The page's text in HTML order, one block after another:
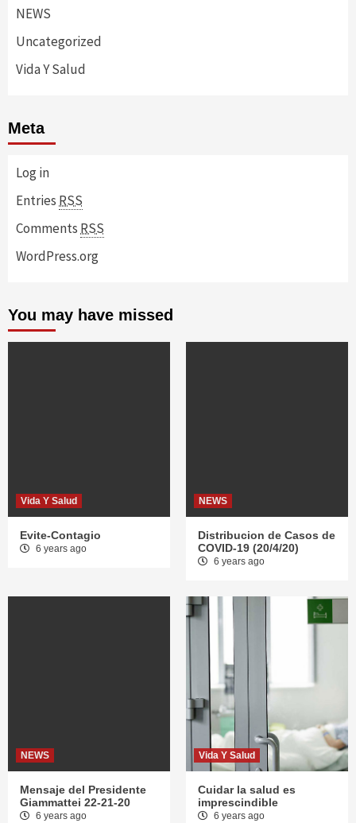
NEWS
Uncategorized
Vida Y Salud
Meta
Log in
EntriesRSS
CommentsRSS
WordPress.org
You may have missed
Vida Y Salud
Evite-Contagio
6 years ago
NEWS
Distribucion de Casos de
COVID-19 (20/4/20)
6 years ago
NEWS
Mensaje del Presidente
Giammattei 22-21-20
6 years ago
Vida Y Salud
Cuidar la salud es
imprescindible
6 years ago